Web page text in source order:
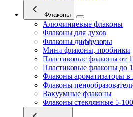
Флаконы
Алюминиевые флаконы
Флаконы для духов
Флаконы диффузоры
Мини флаконы, пробники
Пластиковые флаконы от
Пластиковые флаконы до
Флаконы ароматизаторы
Флаконы
Вакуумные флаконы
Флаконы стеклянные 5-